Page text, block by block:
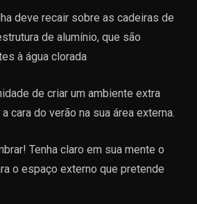
deve recair sobre as cadeiras de
de alumínio, que são
à água clorada
de criar um ambiente extra
cara do verão na sua área externa.
Tenha claro em sua mente o
o espaço externo que pretende